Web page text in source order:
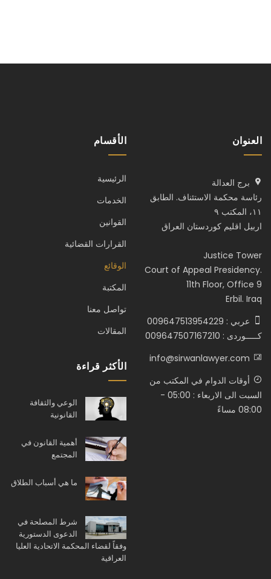
العنوان
برج العدالة
رئاسة محكمة الاستئناف. الطابق
١١، المكتب ٩
اربيل اقليم كوردستان العراق
Justice Tower
Court of Appeal Presidency.
11th Floor, Office 9
Erbil. Iraq
عربي : 009647513954229
كـــــوردى : 009647507167210
info@sirwanlawyer.com
أوقات الدوام في المكتب من
السبت الى الاربعاء : 05:00 -
08:00 مساءً
الأقسام
الرئيسية
الخدمات
القوانين
القرارات القضائية
الوقائع
المكتبة
تواصل معنا
المقالات
الأكثر قراءة
الوعي والثقافة
القانونية
أهمية القانون في
المجتمع
ما هي أسباب الطلاق
شرط المصلحة في
الدعوى الدستورية
وفقاً لقضاء المحكمة الاتحادية العليا
العراقية